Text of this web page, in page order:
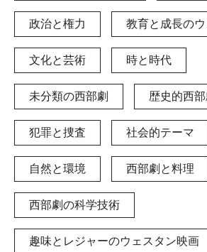
政治と権力 教育と成長の
文化と芸術 時と時代
未分類の西部劇 歴史的西
犯罪と捜査 社会的テーマ
自然と環境 西部劇と料理
西部劇の科学技術
趣味とレジャーのウェスタン映画